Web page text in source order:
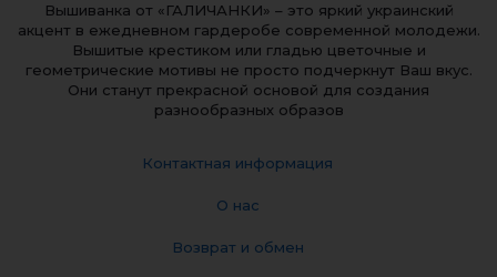
Вышиванка от «ГАЛИЧАНКИ» – это яркий украинский
акцент в ежедневном гардеробе современной молодежи.
Вышитые крестиком или гладью цветочные и
геометрические мотивы не просто подчеркнут Ваш вкус.
Они станут прекрасной основой для создания
разнообразных образов
Контактная информация
О нас
Возврат и обмен